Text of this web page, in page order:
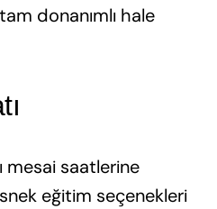
donanımlı hale
mesai saatlerine
eğitim seçenekleri